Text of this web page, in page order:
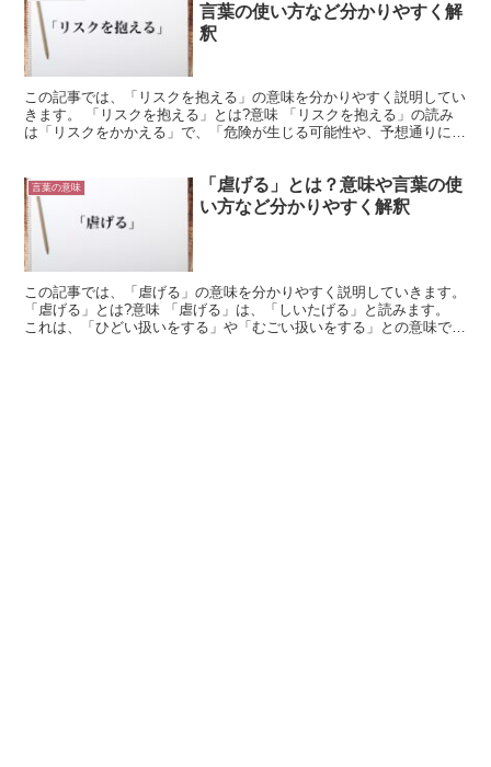
言葉の使い方など分かりやすく解
釈
この記事では、「リスクを抱える」の意味を分かりやすく説明してい
きます。 「リスクを抱える」とは?意味 「リスクを抱える」の読み
は「リスクをかかえる」で、「危険が生じる可能性や、予想通りにい
言葉の意味
「虐げる」とは？意味や言葉の使
い方など分かりやすく解釈
この記事では、「虐げる」の意味を分かりやすく説明していきます。
「虐げる」とは?意味 「虐げる」は、「しいたげる」と読みます。
これは、「ひどい扱いをする」や「むごい扱いをする」との意味で使